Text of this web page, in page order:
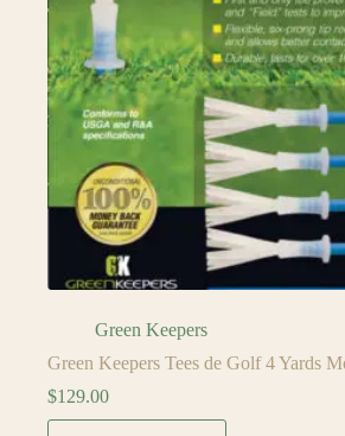
Green Keepers
Green Keepers Tees de Golf 4 Yards
$129.00